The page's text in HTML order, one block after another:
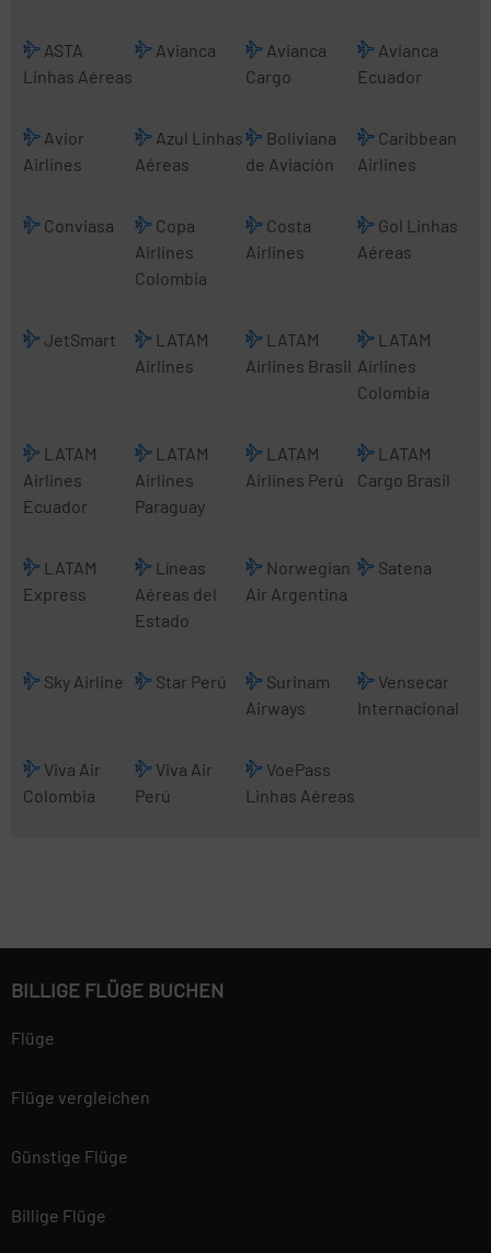
ASTA
Linhas Aéreas
Avianca
Avianca
Cargo
Avianca
Ecuador
Avior
Airlines
Azul Linhas
Aéreas
Boliviana
de Aviación
Caribbean
Airlines
Conviasa
Copa
Airlines
Colombia
Costa
Airlines
Gol Linhas
Aéreas
JetSmart
LATAM
Airlines
LATAM
Airlines Brasil
LATAM
Airlines
Colombia
LATAM
Airlines
Ecuador
LATAM
Airlines
Paraguay
LATAM
Airlines Perú
LATAM
Cargo Brasil
LATAM
Express
Líneas
Aéreas del
Estado
Norwegian
Air Argentina
Satena
Sky Airline Star Perú
Surinam
Airways
Vensecar
Internacional
Viva Air
Colombia
Viva Air
Perú
VoePass
Linhas Aéreas
BILLIGE FLÜGE BUCHEN
Flüge
Flüge vergleichen
Günstige Flüge
Billige Flüge